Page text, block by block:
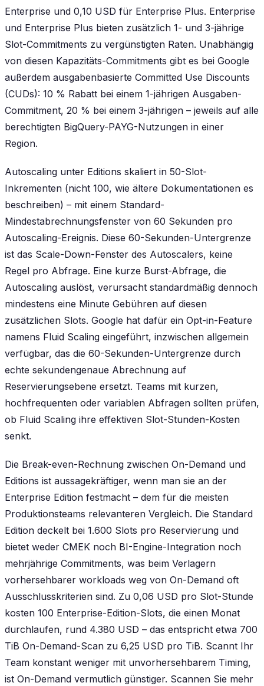
Enterprise und 0,10 USD für Enterprise Plus. Enterprise
und Enterprise Plus bieten zusätzlich 1- und 3-jährige
Slot-Commitments zu vergünstigten Raten. Unabhängig
von diesen Kapazitäts-Commitments gibt es bei Google
außerdem ausgabenbasierte Committed Use Discounts
(CUDs): 10 % Rabatt bei einem 1-jährigen Ausgaben-
Commitment, 20 % bei einem 3-jährigen – jeweils auf alle
berechtigten BigQuery-PAYG-Nutzungen in einer
Region.
Autoscaling unter Editions skaliert in 50-Slot-
Inkrementen (nicht 100, wie ältere Dokumentationen es
beschreiben) – mit einem Standard-
Mindestabrechnungsfenster von 60 Sekunden pro
Autoscaling-Ereignis. Diese 60-Sekunden-Untergrenze
ist das Scale-Down-Fenster des Autoscalers, keine
Regel pro Abfrage. Eine kurze Burst-Abfrage, die
Autoscaling auslöst, verursacht standardmäßig dennoch
mindestens eine Minute Gebühren auf diesen
zusätzlichen Slots. Google hat dafür ein Opt-in-Feature
namens Fluid Scaling eingeführt, inzwischen allgemein
verfügbar, das die 60-Sekunden-Untergrenze durch
echte sekundengenaue Abrechnung auf
Reservierungsebene ersetzt. Teams mit kurzen,
hochfrequenten oder variablen Abfragen sollten prüfen,
ob Fluid Scaling ihre effektiven Slot-Stunden-Kosten
senkt.
Die Break-even-Rechnung zwischen On-Demand und
Editions ist aussagekräftiger, wenn man sie an der
Enterprise Edition festmacht – dem für die meisten
Produktionsteams relevanteren Vergleich. Die Standard
Edition deckelt bei 1.600 Slots pro Reservierung und
bietet weder CMEK noch BI-Engine-Integration noch
mehrjährige Commitments, was beim Verlagern
vorhersehbarer workloads weg von On-Demand oft
Ausschlusskriterien sind. Zu 0,06 USD pro Slot-Stunde
kosten 100 Enterprise-Edition-Slots, die einen Monat
durchlaufen, rund 4.380 USD – das entspricht etwa 700
TiB On-Demand-Scan zu 6,25 USD pro TiB. Scannt Ihr
Team konstant weniger mit unvorhersehbarem Timing,
ist On-Demand vermutlich günstiger. Scannen Sie mehr